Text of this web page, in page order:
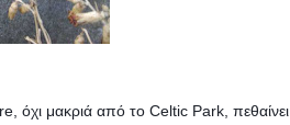
όχι μακριά από το Celtic Park, πεθαίνει